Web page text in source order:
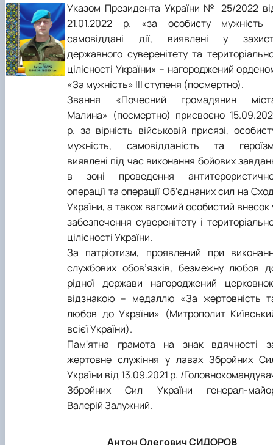
Указом Президента України № 25/2022
21.01.2022 р. «за особисту мужність
самовіддані дії, виявлені у
державного суверенітету та
цілісності України» – нагороджений
«За мужність» III ступеня (посмертно).
Звання «Почесний громадянин
Малина» (посмертно) присвоєно
р. за вірність військовій присязі,
мужність, самовідданість та
виявлені під час виконання бойових
в зоні проведення
операції та операції Об’єднаних сил на
України, а також вагомий особистий внесок
забезпечення суверенітету і
цілісності України.
За патріотизм, проявлений при
службових обов’язків, безмежну любов
рідної держави нагороджений
відзнакою – медаллю «За жертовність
любов до України» (Митрополит
всієї України).
Пам'ятна грамота на знак вдячності
жертовне служіння у лавах Збройних
України від 13.09.2021 р. /
Збройних Сил України генерал-
Валерій Залужний.
Антон Олегович СИДОРОВ